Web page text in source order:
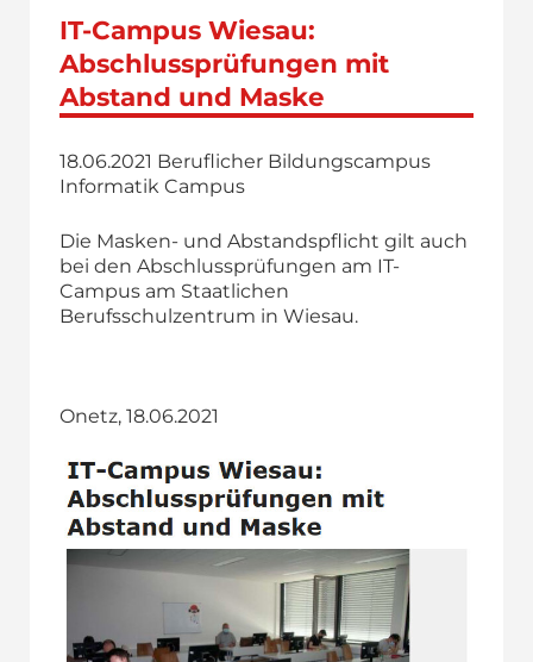
IT-Campus Wiesau:
Abschlussprüfungen mit
Abstand und Maske
18.06.2021 Beruflicher Bildungs­campus
Informatik Campus
Die Masken- und Abstandspflicht gilt auch
bei den Abschlussprüfungen am IT-
Campus am Staatlichen
Berufsschulzentrum in Wiesau.
Onetz, 18.06.2021